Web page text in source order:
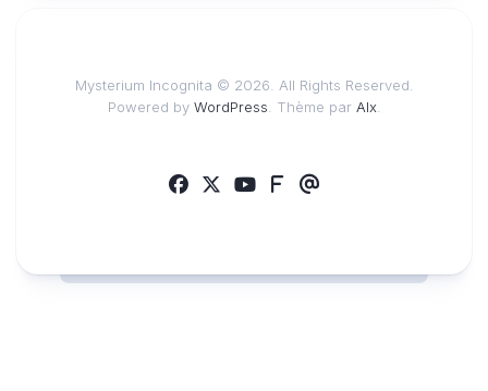
Mysterium Incognita © 2026. All Rights Reserved.
Powered by WordPress . Thème par Alx